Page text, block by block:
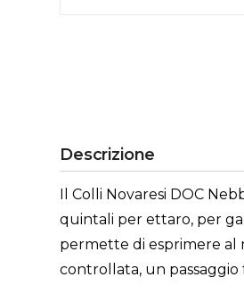
Descrizione
Il Colli Novaresi DOC
quintali per ettaro, per
permette di esprimere al
controllata, un